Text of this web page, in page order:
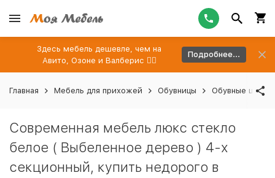
Здесь мебель дешевле, чем на
Авито, Озоне и Валберис 👉🏻
Подробнее...
Главная Мебель для прихожей Обувницы Обувные
Современная мебель люкс стекло
белое ( Выбеленное дерево ) 4-х
секционный, купить недорого в